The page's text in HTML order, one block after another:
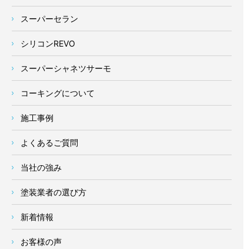
スーパーセラン
シリコンREVO
スーパーシャネツサーモ
コーキングについて
施工事例
よくあるご質問
当社の強み
塗装業者の選び方
新着情報
お客様の声